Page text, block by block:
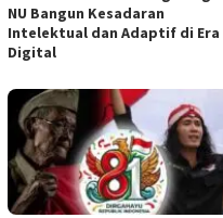
NU Bangun Kesadaran
Intelektual dan Adaptif di Era
Digital